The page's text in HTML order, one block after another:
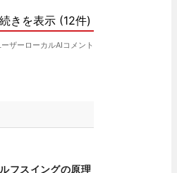
フスイングの原理